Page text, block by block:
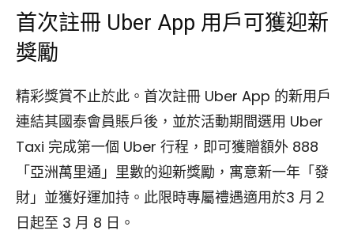
首次註冊 Uber App 用戶可獲迎新
獎勵
精彩獎賞不止於此。首次註冊 Uber App 的新用戶
連結其國泰會員賬戶後，並於活動期間選用 Uber
Taxi 完成第一個 Uber 行程，即可獲贈額外 888
「亞洲萬里通」里數的迎新獎勵，寓意新一年「發
財」並獲好運加持。此限時專屬禮遇適用於3 月２
日起至 3 月 8 日。